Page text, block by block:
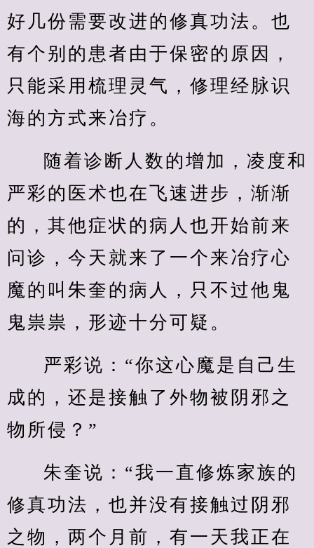
好几份需要改进的修真功法。也
有个别的患者由于保密的原因，
只能采用梳理灵气，修理经脉识
海的方式来冶疗。
随着诊断人数的增加，凌度和
严彩的医术也在飞速进步，渐渐
的，其他症状的病人也开始前来
问诊，今天就来了一个来冶疗心
魔的叫朱奎的病人，只不过他鬼
鬼祟祟，形迹十分可疑。
严彩说：“你这心魔是自己生
成的，还是接触了外物被阴邪之
物所侵？”
朱奎说：“我一直修炼家族的
修真功法，也并没有接触过阴邪
之物，两个月前，有一天我正在